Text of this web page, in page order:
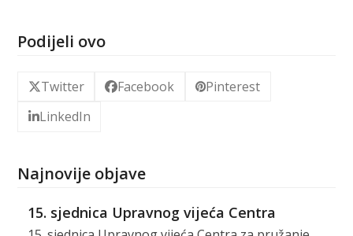
Podijeli ovo
Twitter Facebook
Pinterest
LinkedIn
Najnovije objave
15. sjednica Upravnog vijeća Centra